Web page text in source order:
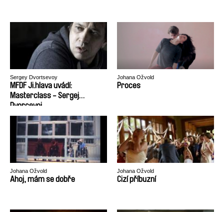
Sergey Dvortsevoy
MFDF Ji.hlava uvádí:
Masterclass - Sergej
Dvorcevoj
Johana Ožvold
Proces
Johana Ožvold
Ahoj, mám se dobře
Johana Ožvold
Cizí příbuzní